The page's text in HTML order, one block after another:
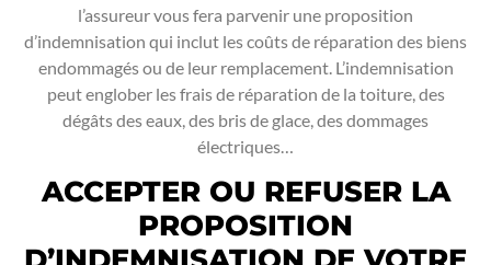
l’assureur vous fera parvenir une proposition
d’indemnisation qui inclut les coûts de réparation des biens
endommagés ou de leur remplacement. L’indemnisation
peut englober les frais de réparation de la toiture, des
dégâts des eaux, des bris de glace, des dommages
électriques…
ACCEPTER OU REFUSER LA
PROPOSITION